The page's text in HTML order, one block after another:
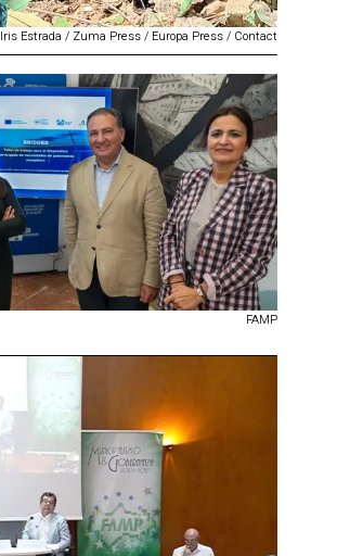
Iris Estrada / Zuma Press / Europa Press / Contact
FAMP